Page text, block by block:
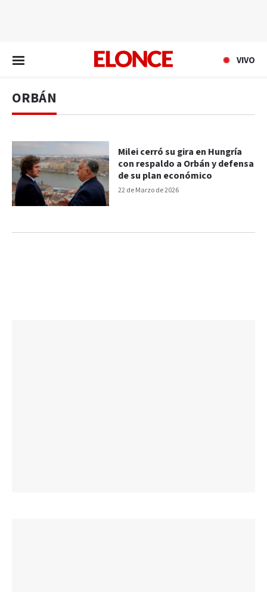
VIVO
ORBÁN
22 de Marzo de 2026
Milei cerró su gira en Hungría
con respaldo a Orbán y defensa
de su plan económico